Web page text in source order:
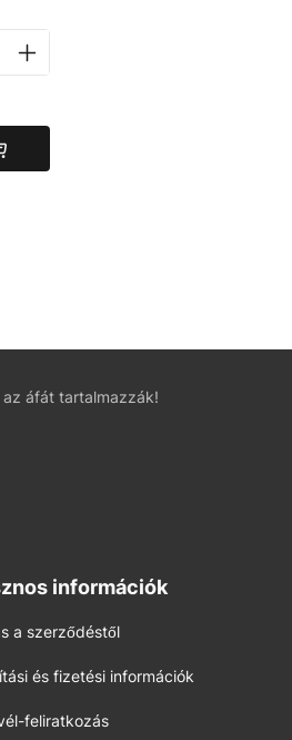
áfát tartalmazzák!
információk
a szerződéstől
és fizetési információk
feliratkozás